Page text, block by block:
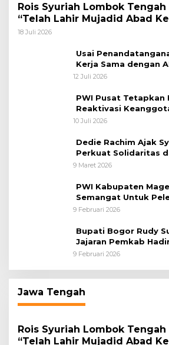
Rois Syuriah Lombok Tengah
“Telah Lahir Mujadid Abad
18 Juli 2026
Usai
Kerja Sama dengan
Bergerak Bentuk
12 Juli 2026
PWI Pusat Tetapkan
Reaktivasi
31 Desember 2026
10 Juli 2026
Dedie Rachim Ajak
Perkuat Solidaritas
Ekonomi
9 Maret 2026
PWI Kabupaten
Semangat Untuk
Melalui Tanam Pohon
9 Februari 2026
Bupati Bogor Rudy
Jajaran Pemkab
Peringatan HPN 2026
9 Februari 2026
Jawa Tengah
Rois Syuriah Lombok Tengah
“Telah Lahir Mujadid Abad